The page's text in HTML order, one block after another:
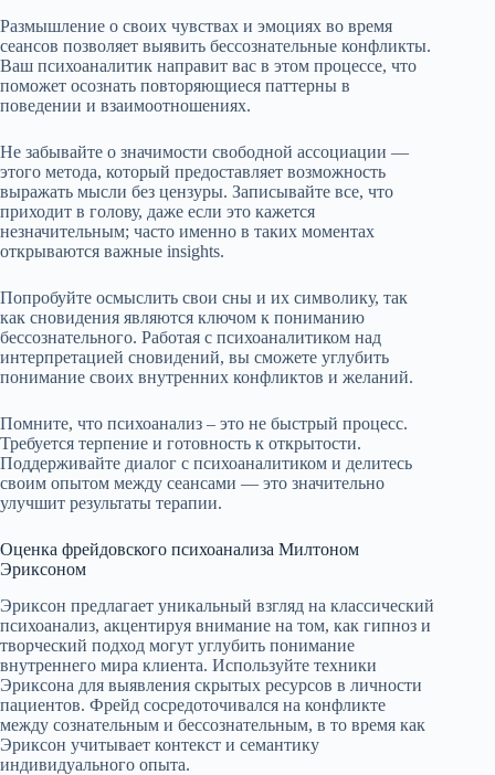
Размышление о своих чувствах и эмоциях во время
сеансов позволяет выявить бессознательные конфликты.
Ваш психоаналитик направит вас в этом процессе, что
поможет осознать повторяющиеся паттерны в
поведении и взаимоотношениях.
Не забывайте о значимости свободной ассоциации —
этого метода, который предоставляет возможность
выражать мысли без цензуры. Записывайте все, что
приходит в голову, даже если это кажется
незначительным; часто именно в таких моментах
открываются важные insights.
Попробуйте осмыслить свои сны и их символику, так
как сновидения являются ключом к пониманию
бессознательного. Работая с психоаналитиком над
интерпретацией сновидений, вы сможете углубить
понимание своих внутренних конфликтов и желаний.
Помните, что психоанализ – это не быстрый процесс.
Требуется терпение и готовность к открытости.
Поддерживайте диалог с психоаналитиком и делитесь
своим опытом между сеансами — это значительно
улучшит результаты терапии.
Оценка фрейдовского психоанализа Милтоном
Эриксоном
Эриксон предлагает уникальный взгляд на классический
психоанализ, акцентируя внимание на том, как гипноз и
творческий подход могут углубить понимание
внутреннего мира клиента. Используйте техники
Эриксона для выявления скрытых ресурсов в личности
пациентов. Фрейд сосредоточивался на конфликте
между сознательным и бессознательным, в то время как
Эриксон учитывает контекст и семантику
индивидуального опыта.